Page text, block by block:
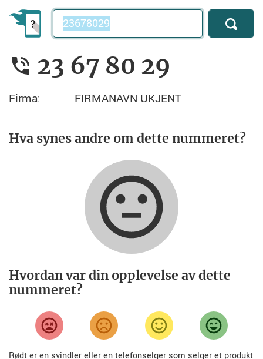
Telefonnummer
23 67 80 29
Firma: FIRMANAVN UKJENT
Hva synes andre om dette nummeret?
Hvordan var din opplevelse av dette
nummeret?
Rødt er en svindler eller en telefonselger som selger et produkt